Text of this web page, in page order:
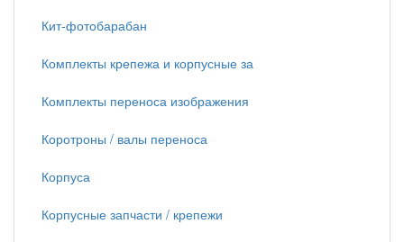
Кит-фотобарабан
Комплекты крепежа и корпусные за
Комплекты переноса изображения
Коротроны / валы переноса
Корпуса
Корпусные запчасти / крепежи